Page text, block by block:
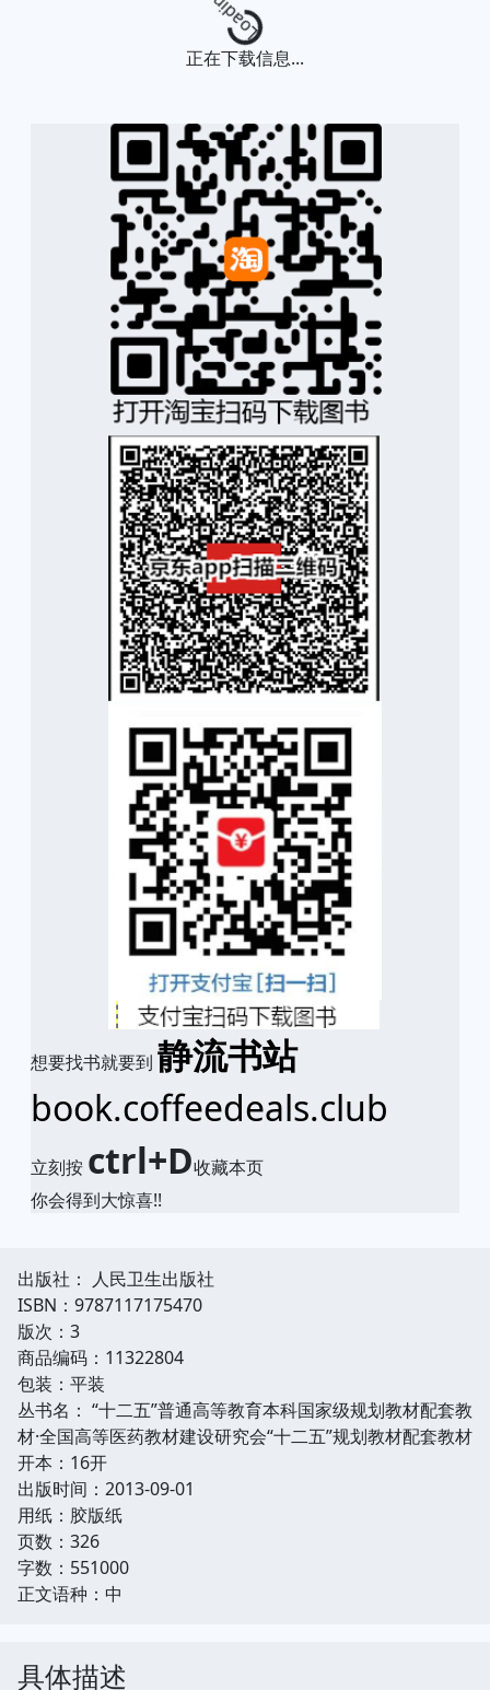
Loading...
正在下载信息...
想要找书就要到 静流书站
book.coffeedeals.club
立刻按 ctrl+D收藏本页
你会得到大惊喜!!
出版社： 人民卫生出版社
ISBN：9787117175470
版次：3
商品编码：11322804
包装：平装
丛书名： “十二五”普通高等教育本科国家级规划教材配套教
材·全国高等医药教材建设研究会“十二五”规划教材配套教材
开本：16开
出版时间：2013-09-01
用纸：胶版纸
页数：326
字数：551000
正文语种：中
具体描述